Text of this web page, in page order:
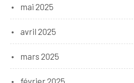
mai 2025
avril 2025
mars 2025
février 2025